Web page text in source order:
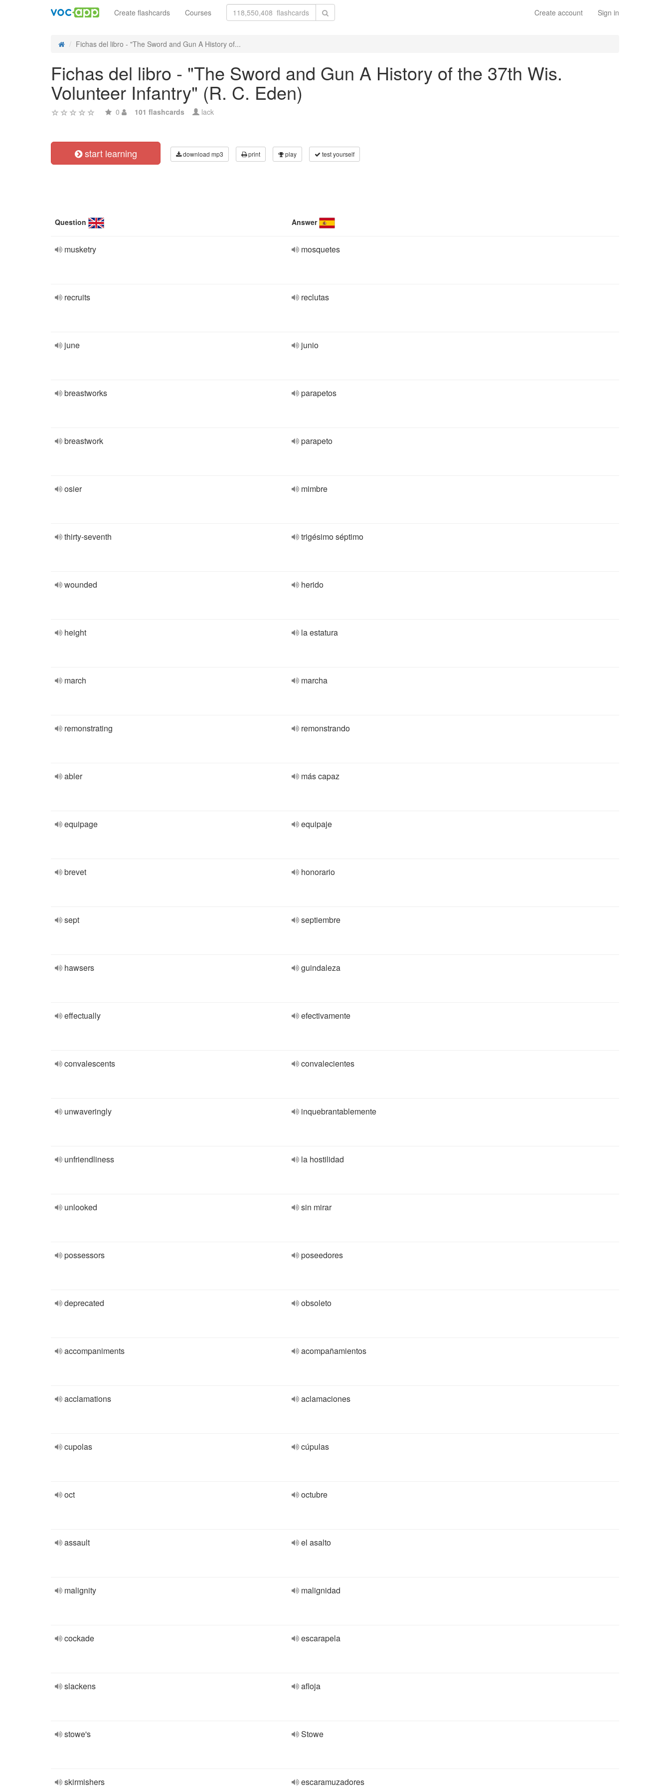
Create account Sign in
Create flashcards Courses
Fichas del libro - "The Sword and Gun A History of...
Fichas del libro - "The Sword and Gun A History of the 37th Wis.
Volunteer Infantry" (R. C. Eden)
0 101 flashcards lack
start learning download mp3 print play test yourself
Question Answer
musketry mosquetes
recruits reclutas
june junio
breastworks parapetos
breastwork parapeto
osier mimbre
thirty-seventh trigésimo séptimo
wounded herido
height la estatura
march marcha
remonstrating remonstrando
abler más capaz
equipage equipaje
brevet honorario
sept septiembre
hawsers guindaleza
effectually efectivamente
convalescents convalecientes
unwaveringly inquebrantablemente
unfriendliness la hostilidad
unlooked sin mirar
possessors poseedores
deprecated obsoleto
accompaniments acompañamientos
acclamations aclamaciones
cupolas cúpulas
oct octubre
assault el asalto
malignity malignidad
cockade escarapela
slackens afloja
stowe's Stowe
skirmishers escaramuzadores